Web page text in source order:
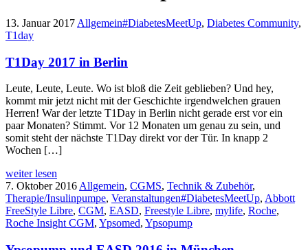
13. Januar 2017 Allgemein#DiabetesMeetUp, Diabetes Community,
T1day
T1Day 2017 in Berlin
Leute, Leute, Leute. Wo ist bloß die Zeit geblieben? Und hey,
kommt mir jetzt nicht mit der Geschichte irgendwelchen grauen
Herren! War der letzte T1Day in Berlin nicht gerade erst vor ein
paar Monaten? Stimmt. Vor 12 Monaten um genau zu sein, und
somit steht der nächste T1Day direkt vor der Tür. In knapp 2
Wochen […]
weiter lesen
7. Oktober 2016 Allgemein, CGMS, Technik & Zubehör,
Therapie/Insulinpumpe, Veranstaltungen#DiabetesMeetUp, Abbott
FreeStyle Libre, CGM, EASD, Freestyle Libre, mylife, Roche,
Roche Insight CGM, Ypsomed, Ypsopump